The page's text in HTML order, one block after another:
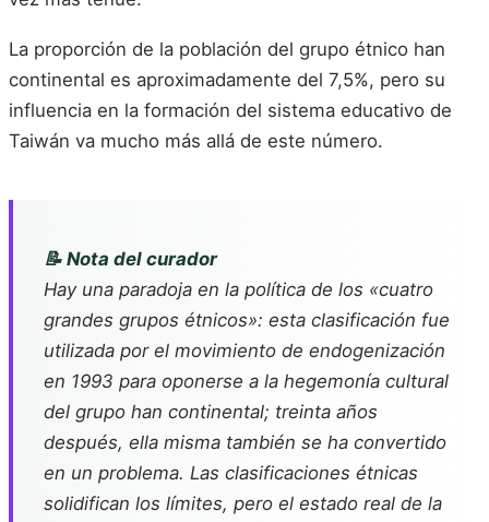
La proporción de la población del grupo étnico han
continental es aproximadamente del 7,5%, pero su
influencia en la formación del sistema educativo de
Taiwán va mucho más allá de este número.
📝 Nota del curador
Hay una paradoja en la política de los «cuatro
grandes grupos étnicos»: esta clasificación fue
utilizada por el movimiento de endogenización
en 1993 para oponerse a la hegemonía cultural
del grupo han continental; treinta años
después, ella misma también se ha convertido
en un problema. Las clasificaciones étnicas
solidifican los límites, pero el estado real de la